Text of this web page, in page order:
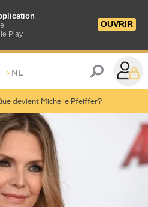
Play
OUVRIR
> NL
devient Michelle Pfeiffer?